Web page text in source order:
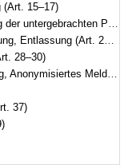
(Art. 15–17)
Person (Art. 18–20)
Entlassung (Art. 21–27)
28–30)
der Kreisverwaltungsbehörde (Art. 31–34)
37)